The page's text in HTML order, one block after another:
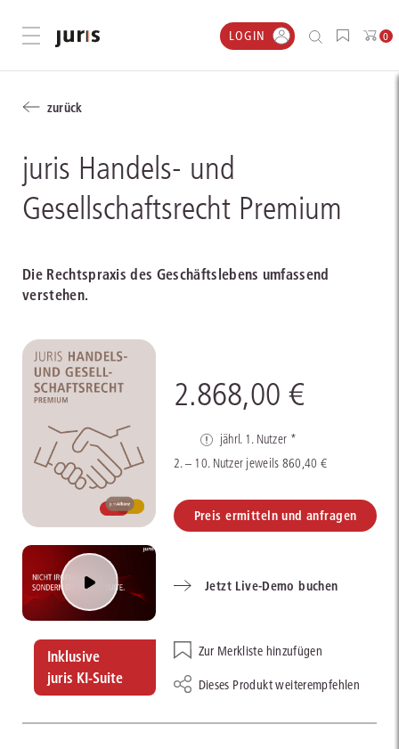
Menü öffnen LOGIN 0
zurück
juris Handels- und
Gesellschaftsrecht Premium
Die Rechtspraxis des Geschäftslebens umfassend
verstehen.
Inklusive
juris KI-Suite
2.868,00 €
jährl. 1. Nutzer *
2. – 10. Nutzer jeweils 860,40 €
Preis ermitteln und anfragen
Zur Merkliste hinzufügen
Dieses Produkt weiterempfehlen
Jetzt Live-Demo buchen